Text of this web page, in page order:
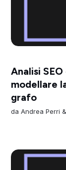
Analisi
modellare
grafo
daAndrea Perri